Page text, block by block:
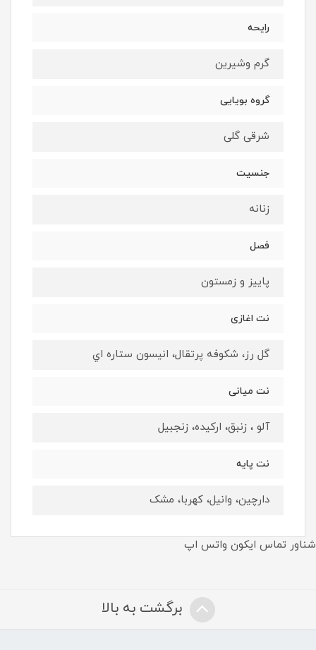
رايحه
گرم وشيرين
گروه بويايى
شرقى گلى
جنسيت
زنانه
فصل
پاييز و زمستون
نت اغازى
گل رز، شکوفه پرتقال، انيسون ستاره اي
نت ميانى
آلو ، زنبق، ارکيده، زنجبيل
نت پايه
دارچین، وانیل، کهربا، مشک
شناور تماس ایکون واتس اپ
برگشت به بالا